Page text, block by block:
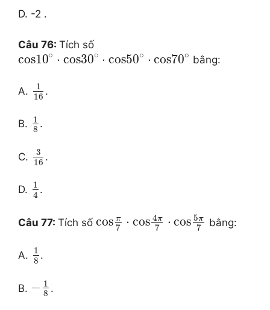
D. -2 .
Câu 76: Tích số
cos10∘ ⋅ cos30∘ ⋅ cos50∘ ⋅ cos70∘ bằng:
A.
1
16 .
B.
1
8 .
C.
3
16 .
D.
1
4 .
Câu 77: Tích số cos π
7 ⋅ cos 4π
7 ⋅ cos 5π
7 bằng:
A.
1
8 .
B. − 1
8 .